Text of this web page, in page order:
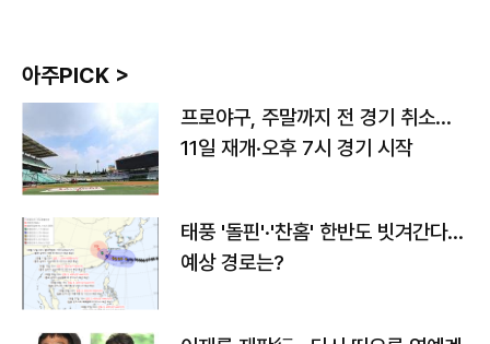
아주PICK >
프로야구, 주말까지 전 경기 취소…
11일 재개·오후 7시 경기 시작
태풍 '돌핀'·'찬홈' 한반도 빗겨간다…
예상 경로는?